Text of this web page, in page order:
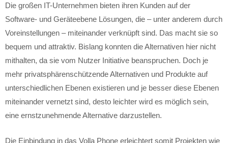
Die großen IT-Unternehmen bieten ihren Kunden auf der
Software- und Geräteebene Lösungen, die – unter anderem durch
Voreinstellungen – miteinander verknüpft sind. Das macht sie so
bequem und attraktiv. Bislang konnten die Alternativen hier nicht
mithalten, da sie vom Nutzer Initiative beanspruchen. Doch je
mehr privatsphärenschützende Alternativen und Produkte auf
unterschiedlichen Ebenen existieren und je besser diese Ebenen
miteinander vernetzt sind, desto leichter wird es möglich sein,
eine ernstzunehmende Alternative darzustellen.
Die Einbindung in das Volla Phone erleichtert somit Projekten wie